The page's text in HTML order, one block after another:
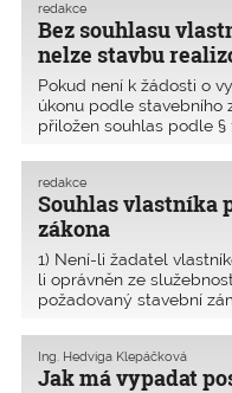
Bez souhlasu
nelze stavbu
redakce
Pokud není k žádosti o
úkonu podle stavebního
přiložen souhlas podle §
a stavební úřad vyzve k
odmí
Souhlas vlastníka
zákona
redakce
1) Není-li žadatel
li oprávněn ze
požadovaný stavební
žadatel o povolení
vlastníkem,
Jak má vypadat
Ing. Hedviga Klepáčková